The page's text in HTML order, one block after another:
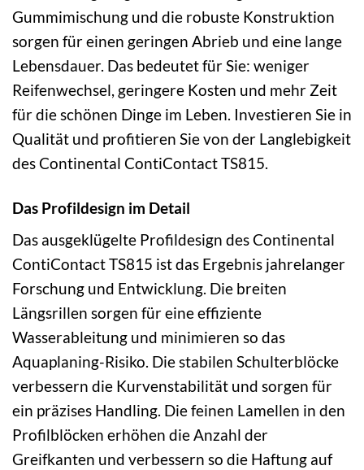
Gummimischung und die robuste Konstruktion
sorgen für einen geringen Abrieb und eine lange
Lebensdauer. Das bedeutet für Sie: weniger
Reifenwechsel, geringere Kosten und mehr Zeit
für die schönen Dinge im Leben. Investieren Sie in
Qualität und profitieren Sie von der Langlebigkeit
des Continental ContiContact TS815.
Das Profildesign im Detail
Das ausgeklügelte Profildesign des Continental
ContiContact TS815 ist das Ergebnis jahrelanger
Forschung und Entwicklung. Die breiten
Längsrillen sorgen für eine effiziente
Wasserableitung und minimieren so das
Aquaplaning-Risiko. Die stabilen Schulterblöcke
verbessern die Kurvenstabilität und sorgen für
ein präzises Handling. Die feinen Lamellen in den
Profilblöcken erhöhen die Anzahl der
Greifkanten und verbessern so die Haftung auf